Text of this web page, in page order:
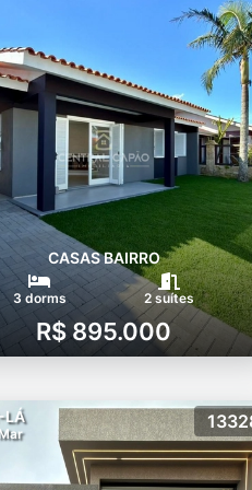
CASAS BAIRRO
3 dorms 2 suítes
R$ 895.000
LÁ